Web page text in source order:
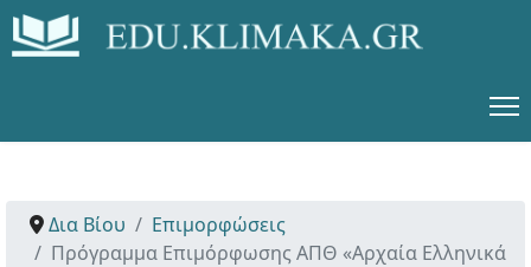
Δια Βίου
Επιμορφώσεις
Πρόγραμμα Επιμόρφωσης ΑΠΘ «Αρχαία Ελληνικά